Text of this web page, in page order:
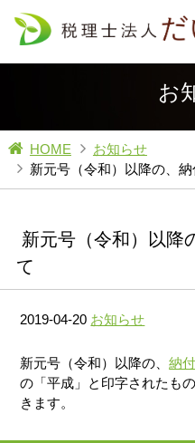
お
HOME
お知らせ
新元号（令和）以降の、
新元号（令和）以降
て
2019-04-20 お知らせ
新元号（令和）以降の、納
の「平成」と印字されたも
きます。